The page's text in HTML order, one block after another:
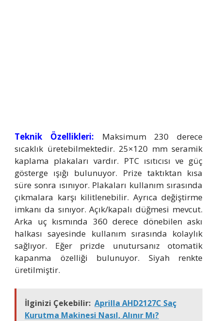
Teknik Özellikleri: Maksimum 230 derece
sıcaklık üretebilmektedir. 25×120 mm seramik
kaplama plakaları vardır. PTC ısıtıcısı ve güç
gösterge ışığı bulunuyor. Prize taktıktan kısa
süre sonra ısınıyor. Plakaları kullanım sırasında
çıkmalara karşı kilitlenebilir. Ayrıca değiştirme
imkanı da sınıyor. Açık/kapalı düğmesi mevcut.
Arka uç kısmında 360 derece dönebilen askı
halkası sayesinde kullanım sırasında kolaylık
sağlıyor. Eğer prizde unutursanız otomatik
kapanma özelliği bulunuyor. Siyah renkte
üretilmiştir.
İlginizi Çekebilir: Aprilla AHD2127C Saç
Kurutma Makinesi Nasıl, Alınır Mı?